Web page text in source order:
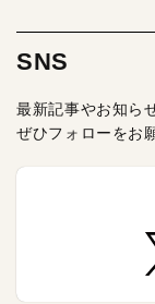
SNS
最新記事やお知ら
ぜひフォローをお